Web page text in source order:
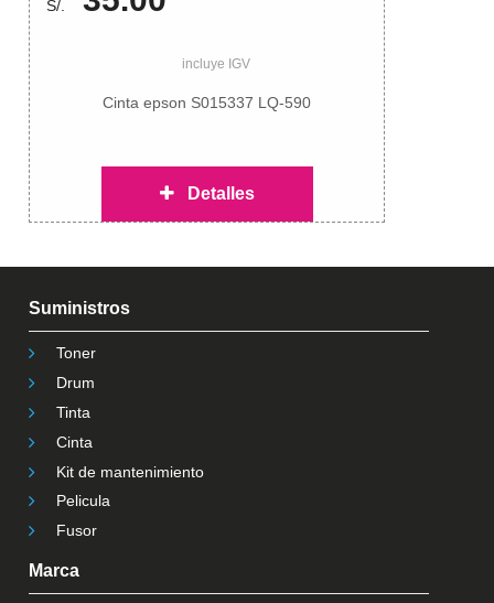
S/.
incluye IGV
Cinta epson S015337 LQ-590
Detalles
Suministros
Toner
Drum
Tinta
Cinta
Kit de mantenimiento
Pelicula
Fusor
Marca